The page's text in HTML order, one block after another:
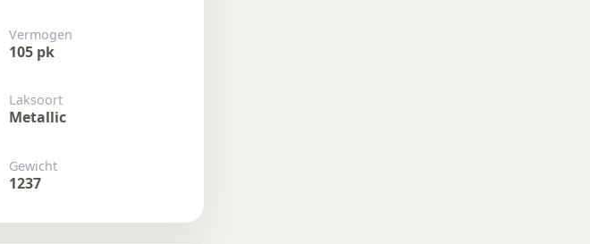
Vermogen
105 pk
Laksoort
Metallic
Gewicht
1237